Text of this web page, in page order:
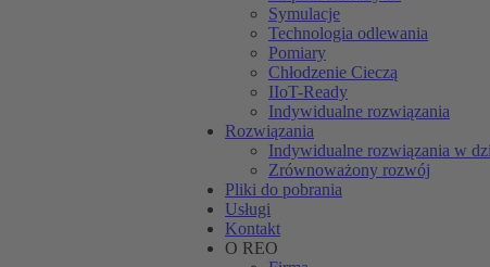
Symulacje
Technologia odlewania
Pomiary
Chłodzenie Cieczą
IIoT-Ready
Indywidualne rozwiązania
Rozwiązania
Indywidualne rozwiązania w
Zrównoważony rozwój
Pliki do pobrania
Usługi
Kontakt
O REO